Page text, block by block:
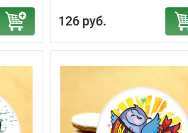
126 руб.